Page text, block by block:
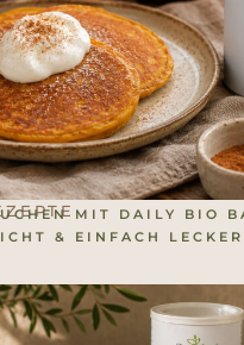
MIT DAILY BIO
& EINFACH LECKER